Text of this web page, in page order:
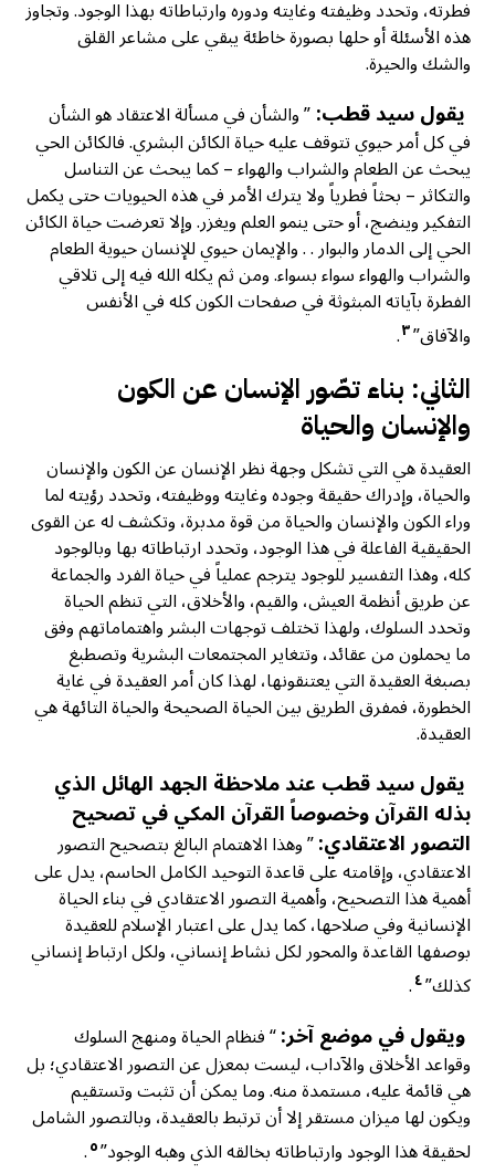
فطرته، وتحدد وظيفته وغايته ودوره وارتباطاته بهذا الوجود. وتجاوز
هذه الأسئلة أو حلها بصورة خاطئة يبقي على مشاعر القلق
والشك والحيرة.
يقول سيد قطب:” والشأن في مسألة الاعتقاد هو الشأن
في كل أمر حيوي تتوقف عليه حياة الكائن البشري. فالكائن الحي
يبحث عن الطعام والشراب والهواء – كما يبحث عن التناسل
والتكاثر – بحثاً فطرياً ولا يترك الأمر في هذه الحيويات حتى يكمل
التفكير وينضج، أو حتى ينمو العلم ويغزر. وإلا تعرضت حياة الكائن
الحي إلى الدمار والبوار . . والإيمان حيوي للإنسان حيوية الطعام
والشراب والهواء سواء بسواء. ومن ثم يكله الله فيه إلى تلاقي
الفطرة بآياته المبثوثة في صفحات الكون كله في الأنفس
والآفاق”٣.
الثاني: بناء تصّور الإنسان عن الكون
والإنسان والحياة
العقيدة هي التي تشكل وجهة نظر الإنسان عن الكون والإنسان
والحياة، وإدراك حقيقة وجوده وغايته ووظيفته، وتحدد رؤيته لما
وراء الكون والإنسان والحياة من قوة مدبرة، وتكشف له عن القوى
الحقيقية الفاعلة في هذا الوجود، وتحدد ارتباطاته بها وبالوجود
كله، وهذا التفسير للوجود يترجم عملياً في حياة الفرد والجماعة
عن طريق أنظمة العيش، والقيم، والأخلاق، التي تنظم الحياة
وتحدد السلوك، ولهذا تختلف توجهات البشر واهتماماتهم وفق
ما يحملون من عقائد، وتتغاير المجتمعات البشرية وتصطبغ
بصبغة العقيدة التي يعتنقونها، لهذا كان أمر العقيدة في غاية
الخطورة، فمفرق الطريق بين الحياة الصحيحة والحياة التائهة هي
العقيدة.
يقول سيد قطب عند ملاحظة الجهد الهائل الذي
بذله القرآن وخصوصاً القرآن المكي في تصحيح
التصور الاعتقادي:” وهذا الاهتمام البالغ بتصحيح التصور
الاعتقادي، وإقامته على قاعدة التوحيد الكامل الحاسم، يدل على
أهمية هذا التصحيح، وأهمية التصور الاعتقادي في بناء الحياة
الإنسانية وفي صلاحها، كما يدل على اعتبار الإسلام للعقيدة
بوصفها القاعدة والمحور لكل نشاط إنساني، ولكل ارتباط إنساني
كذلك”٤.
ويقول في موضع آخر:“ فنظام الحياة ومنهج السلوك
وقواعد الأخلاق والآداب، ليست بمعزل عن التصور الاعتقادي؛ بل
هي قائمة عليه، مستمدة منه. وما يمكن أن تثبت وتستقيم
ويكون لها ميزان مستقر إلا أن ترتبط بالعقيدة، وبالتصور الشامل
لحقيقة هذا الوجود وارتباطاته بخالقه الذي وهبه الوجود”٥.